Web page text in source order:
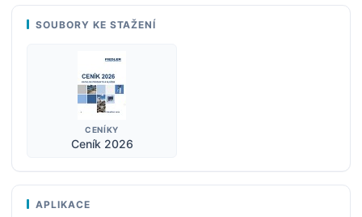
SOUBORY KE STAŽENÍ
CENÍKY
Ceník 2026
APLIKACE